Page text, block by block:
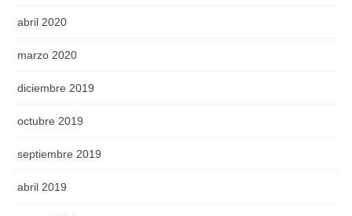
abril 2020
marzo 2020
diciembre 2019
octubre 2019
septiembre 2019
abril 2019